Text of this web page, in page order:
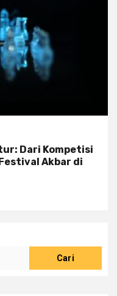
Dari Kompetisi
Akbar di
Cari